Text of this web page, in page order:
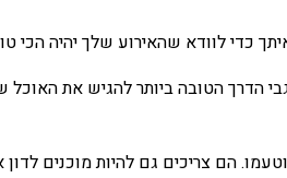
כדי לוודא שהאירוע שלך יהיה הכי
הדרך הטובה ביותר להגיש את
הם צריכים גם להיות מוכנים